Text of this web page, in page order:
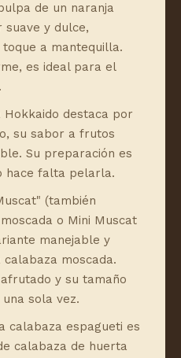
de un naranja
suave y dulce,
a mantequilla.
es ideal para el
Hokkaido destaca por
su sabor a frutos
Su preparación es
hace falta pelarla.
(también
o Mini Muscat
manejable y
moscada.
y su tamaño
sola vez.
calabaza espagueti es
calabaza de huerta